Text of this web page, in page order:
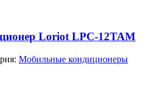
Loriot LPC-12TAM
Мобильные кондиционеры